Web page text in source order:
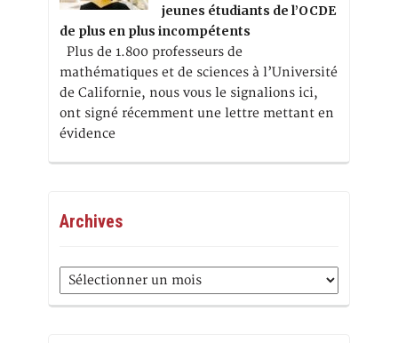
jeunes étudiants de l’OCDE
de plus en plus incompétents
Plus de 1.800 professeurs de
mathématiques et de sciences à l’Université
de Californie, nous vous le signalions ici,
ont signé récemment une lettre mettant en
évidence
Archives
Archives